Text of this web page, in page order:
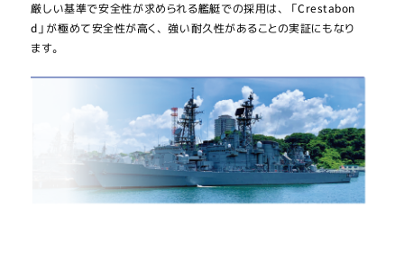
厳しい基準で安全性が求められる艦艇での採用は、「Crestabon
d」が極めて安全性が高く、強い耐久性があることの実証にもなり
ます。